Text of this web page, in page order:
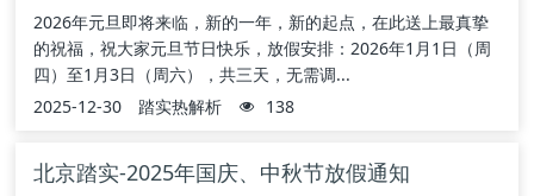
2026年元旦即将来临，新的一年，新的起点，在此送上最真挚
的祝福，祝大家元旦节日快乐，放假安排：2026年1月1日（周
四）至1月3日（周六），共三天，无需调...
2025-12-30
踏实热解析 138
北京踏实-2025年国庆、中秋节放假通知